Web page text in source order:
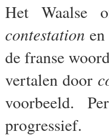
Het Waalse
contestation
de franse
vertalen door
voorbeeld.
progressief.